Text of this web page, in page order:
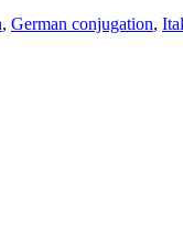
, German conjugation,